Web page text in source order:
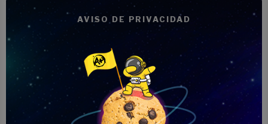
Recursos extensos
AVISO DE PRIVACIDAD